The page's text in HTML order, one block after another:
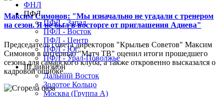
Максим Симонов: "Мы изначально не угадали с тренером
на сезон. Я не был в восторге от приглашения Адиева"
Председатель совета директоров "Крыльев Советов" Максим
Симонов в интервью "Матч ТВ" оценил итоги прошедшего
сезона для самарского клуба, а также откровенно высказался о
кадровой ошибке...
ФНЛ
ПФЛ
ПФЛ - Запад
ПФЛ - Восток
ПФЛ - Центр
ПФЛ - Юг
ПФЛ - Урал-Поволжье
III дивизион
Дальний Восток
Золотое Кольцо
Москва (Группа А)